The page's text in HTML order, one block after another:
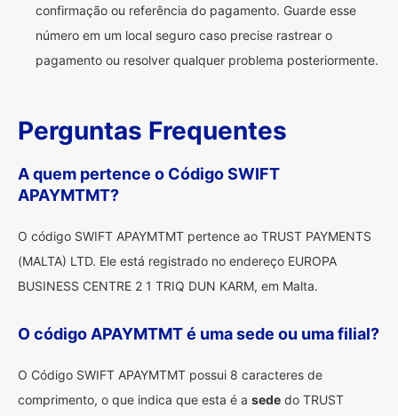
confirmação ou referência do pagamento. Guarde esse
número em um local seguro caso precise rastrear o
pagamento ou resolver qualquer problema posteriormente.
Perguntas Frequentes
A quem pertence o Código SWIFT
APAYMTMT?
O código SWIFT APAYMTMT pertence ao TRUST PAYMENTS
(MALTA) LTD. Ele está registrado no endereço EUROPA
BUSINESS CENTRE 2 1 TRIQ DUN KARM, em Malta.
O código APAYMTMT é uma sede ou uma filial?
O Código SWIFT APAYMTMT possui 8 caracteres de
comprimento, o que indica que esta é a sede do TRUST